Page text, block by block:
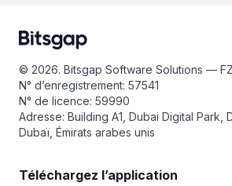
abonnement pour 12 mois et obtenir 2
et des bénéfices plus importants.
meilleures interfaces échanges en un
distractions et avec un ensemble
tirer le meilleur parti du bot trading.
© 2026. Bitsgap Software Solutions —
N° d’enregistrement: 57541
N° de licence: 59990
Adresse: Building A1, Dubai Digital Park,
Dubaï, Émirats arabes unis
Téléchargez l’application